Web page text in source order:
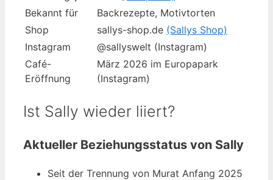
Bekannt für
Backrezepte, Motivtorten
Shop
sallys-shop.de (Sallys Shop)
Instagram
@sallyswelt (Instagram)
Café-
Eröffnung
März 2026 im Europapark
(Instagram)
Ist Sally wieder liiert?
Aktueller Beziehungsstatus von Sally
Seit der Trennung von Murat Anfang 2025